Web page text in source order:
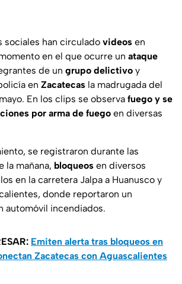
sociales han circulado videos en
en el que ocurre un ataque
de un grupo delictivo y
en Zacatecas la madrugada del
En los clips se observa fuego y se
por arma de fuego en diversas
se registraron durante las
la mañana, bloqueos en diversos
en la carretera Jalpa a Huanusco y
donde reportaron un
automóvil incendiados.
Emiten alerta tras bloqueos en
Zacatecas con Aguascalientes